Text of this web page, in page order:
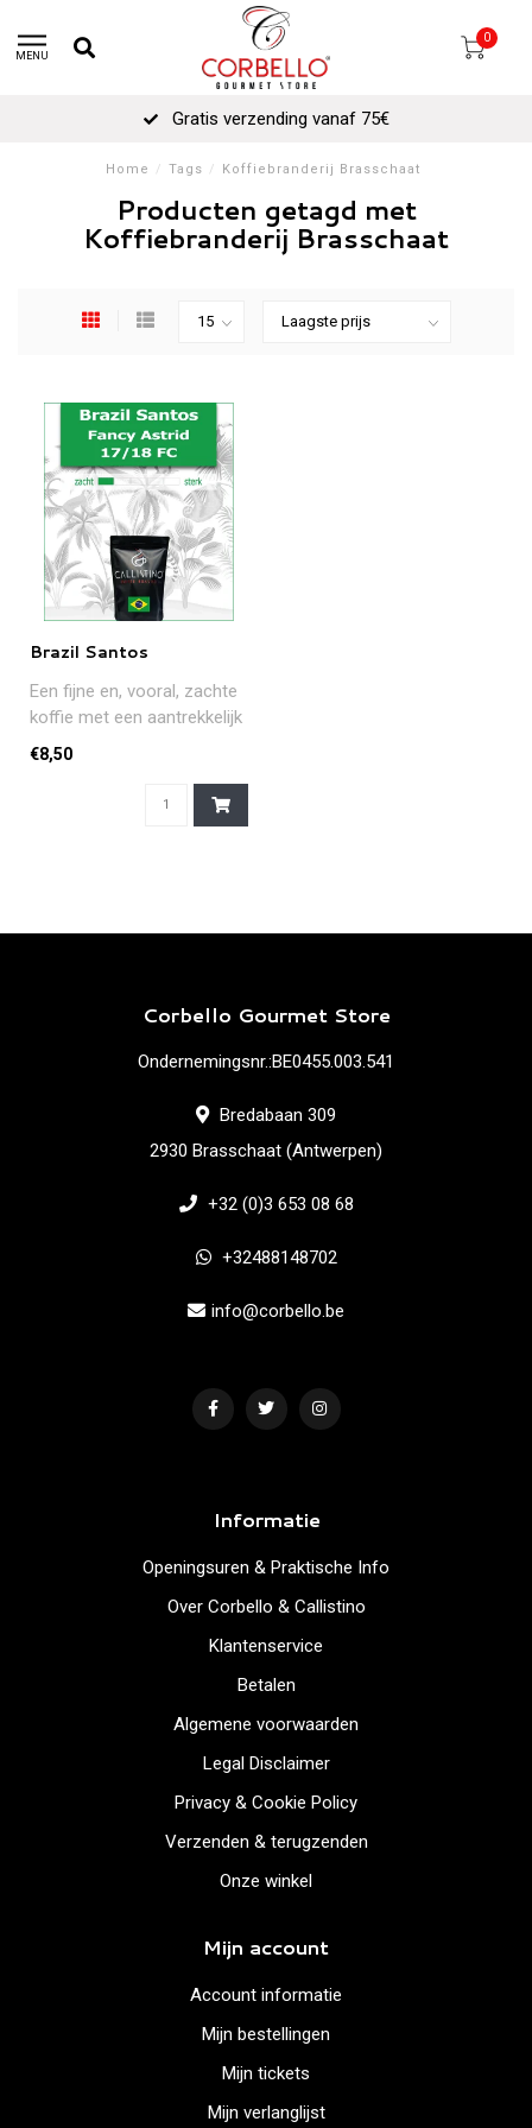
MENU
0
Gratis verzending vanaf 75€
Home / Tags / Koffiebranderij Brasschaat
Producten getagd met
Koffiebranderij Brasschaat
Brazil Santos
Een fijne en, vooral, zachte
koffie met een aantrekkelijk
aroma en heerlijke ge..
€8,50
Corbello Gourmet Store
Ondernemingsnr.:BE0455.003.541
Bredabaan 309
2930 Brasschaat (Antwerpen)
+32 (0)3 653 08 68
+32488148702
info@corbello.be
Informatie
Openingsuren & Praktische Info
Over Corbello & Callistino
Klantenservice
Betalen
Algemene voorwaarden
Legal Disclaimer
Privacy & Cookie Policy
Verzenden & terugzenden
Onze winkel
Mijn account
Account informatie
Mijn bestellingen
Mijn tickets
Mijn verlanglijst